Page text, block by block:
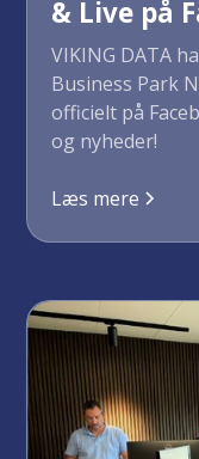
& Live på
VIKING DATA
Business Park
officielt på
og nyheder!
Læs mere